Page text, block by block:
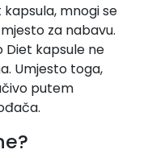
mnogi se
za nabavu.
Diet kapsule ne
Umjesto toga,
putem